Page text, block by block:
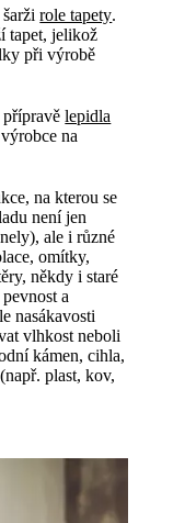
šaržirole tapety.
tapet, jelikož
při výrobě
přípravělepidla
na
na kterou se
není jen
ale i různé
omítky,
někdy i staré
a
nasákavosti
vlhkost neboli
kámen, cihla,
plast, kov,